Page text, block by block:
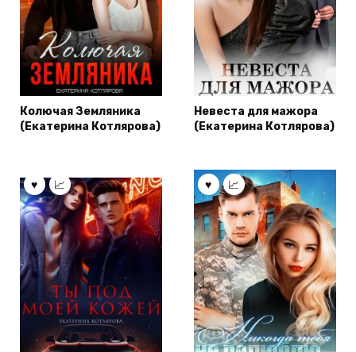
Колючая Земляника
(Екатерина Котлярова)
Невеста для мажора
(Екатерина Котлярова)